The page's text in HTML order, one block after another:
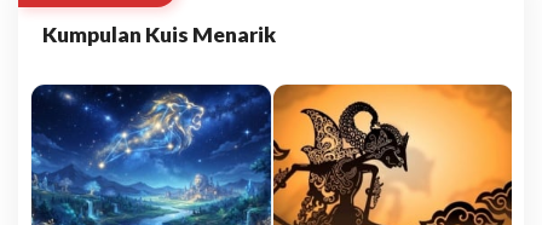
Kumpulan Kuis Menarik